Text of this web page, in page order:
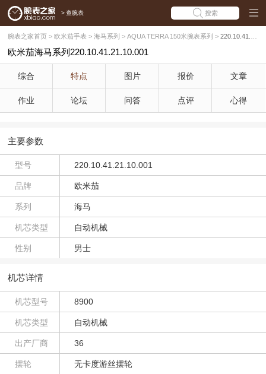
> 查腕表 搜索
腕表之家首页 > 欧米茄手表 > 海马系列 > AQUA TERRA 150米腕表系列 > 220.10.41.21.10.001
欧米茄海马系列220.10.41.21.10.001
综合 特点 图片 报价 文章
作业 论坛 问答 点评 心得
主要参数
型号 220.10.41.21.10.001
品牌 欧米茄
系列 海马
机芯类型 自动机械
性别 男士
机芯详情
机芯型号 8900
机芯类型 自动机械
出产厂商 36
摆轮 无卡度游丝摆轮